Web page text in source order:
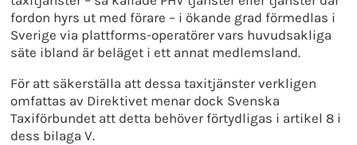
fordon hyrs ut med förare – i ökande grad förmedlas i
Sverige via plattforms-operatörer vars huvudsakliga
säte ibland är beläget i ett annat medlemsland.
För att säkerställa att dessa taxitjänster verkligen
omfattas av Direktivet menar dock Svenska
Taxiförbundet att detta behöver förtydligas i artikel 8 i
dess bilaga V.